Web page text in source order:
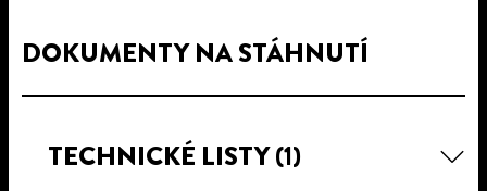
DOKUMENTY NA STÁHNUTÍ
TECHNICKÉ LISTY(1)